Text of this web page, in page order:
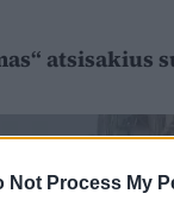
Not Process My